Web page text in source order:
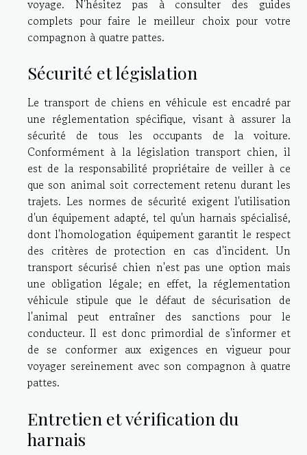
voyage. N'hésitez pas à consulter des guides
complets pour faire le meilleur choix pour votre
compagnon à quatre pattes.
Sécurité et législation
Le transport de chiens en véhicule est encadré par
une réglementation spécifique, visant à assurer la
sécurité de tous les occupants de la voiture.
Conformément à la législation transport chien, il
est de la responsabilité propriétaire de veiller à ce
que son animal soit correctement retenu durant les
trajets. Les normes de sécurité exigent l'utilisation
d'un équipement adapté, tel qu'un harnais spécialisé,
dont l'homologation équipement garantit le respect
des critères de protection en cas d'incident. Un
transport sécurisé chien n'est pas une option mais
une obligation légale; en effet, la réglementation
véhicule stipule que le défaut de sécurisation de
l'animal peut entraîner des sanctions pour le
conducteur. Il est donc primordial de s'informer et
de se conformer aux exigences en vigueur pour
voyager sereinement avec son compagnon à quatre
pattes.
Entretien et vérification du
harnais